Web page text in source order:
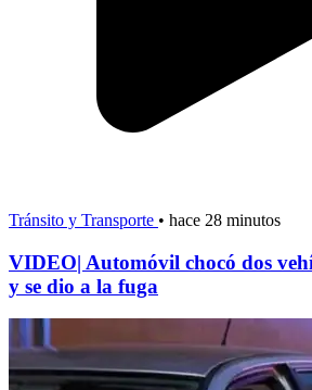
Tránsito y Transporte • hace 28 minutos
VIDEO| Automóvil chocó dos
y se dio a la fuga